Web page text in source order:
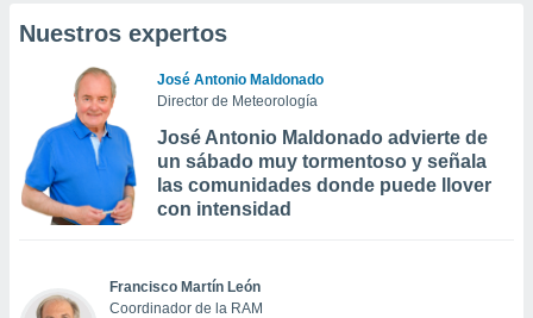
Nuestros expertos
José Antonio Maldonado
Director de Meteorología
José Antonio Maldonado advierte de
un sábado muy tormentoso y señala
las comunidades donde puede llover
con intensidad
Francisco Martín León
Coordinador de la RAM